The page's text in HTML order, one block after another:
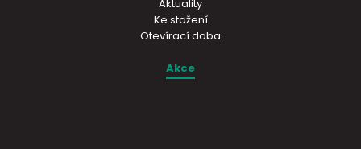
Aktuality
Ke stažení
Otevírací doba
Akce